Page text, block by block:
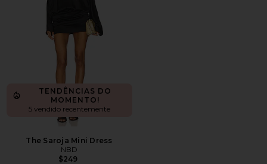
TENDÊNCIAS DO
MOMENTO!
5 vendido recentemente
The Saroja Mini Dress
NBD
$249